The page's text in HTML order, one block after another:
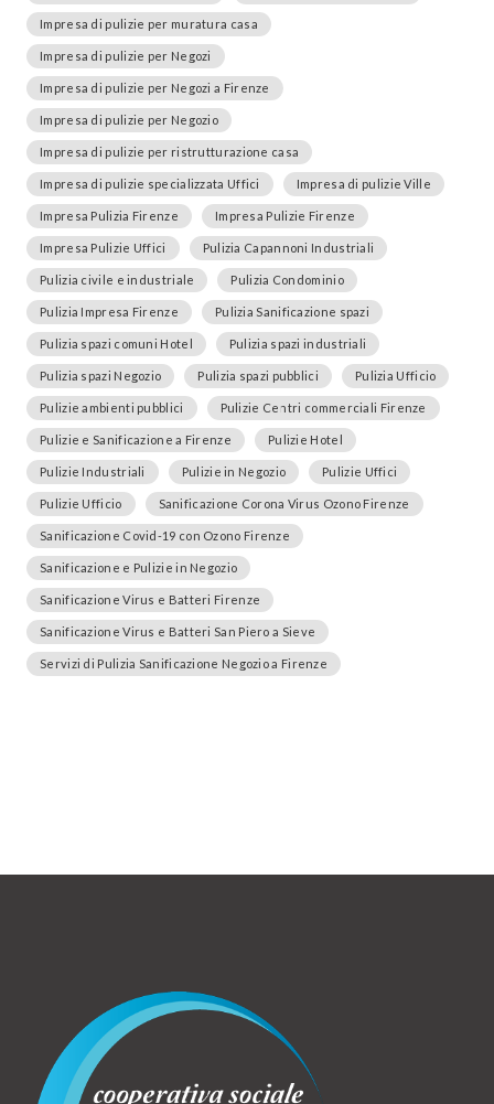
Impresa di pulizie per muratura casa
Impresa di pulizie per Negozi
Impresa di pulizie per Negozi a Firenze
Impresa di pulizie per Negozio
Impresa di pulizie per ristrutturazione casa
Impresa di pulizie specializzata Uffici Impresa di pulizie Ville
Impresa Pulizia Firenze Impresa Pulizie Firenze
Impresa Pulizie Uffici Pulizia Capannoni Industriali
Pulizia civile e industriale Pulizia Condominio
Pulizia Impresa Firenze Pulizia Sanificazione spazi
Pulizia spazi comuni Hotel Pulizia spazi industriali
Pulizia spazi Negozio Pulizia spazi pubblici Pulizia Ufficio
Pulizie ambienti pubblici Pulizie Centri commerciali Firenze
Pulizie e Sanificazione a Firenze Pulizie Hotel
Pulizie Industriali Pulizie in Negozio Pulizie Uffici
Pulizie Ufficio Sanificazione Corona Virus Ozono Firenze
Sanificazione Covid-19 con Ozono Firenze
Sanificazione e Pulizie in Negozio
Sanificazione Virus e Batteri Firenze
Sanificazione Virus e Batteri San Piero a Sieve
Servizi di Pulizia Sanificazione Negozio a Firenze